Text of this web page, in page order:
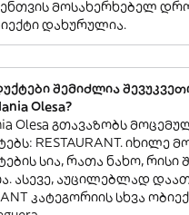
მოსახერხებელ
დახურულია.
შემიძლია
Olesa?
Olesa გთავაზობს
RESTAURANT. იხილე
სია, რათა ნახო, რისი
ასევე, აუცილებლად
კატეგორიის სხვა